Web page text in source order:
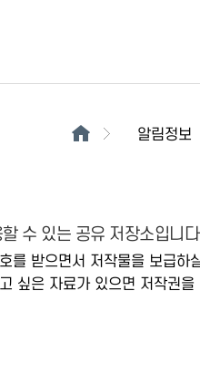
알림정보
수 있는 공유 저장소입니
를 받으면서 저작물을 보급하
싶은 자료가 있으면 저작권